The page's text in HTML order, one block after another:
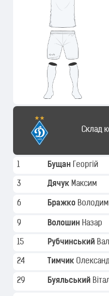
Склад
1 Бущан Георгій
3 Дячук Максим
6 Бражко
9 Волошин Назар
15 Рубчинський
24 Тимчик
29 Буяльський